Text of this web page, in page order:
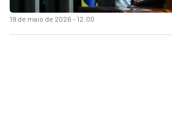
19 de maio de 2026 - 12:00